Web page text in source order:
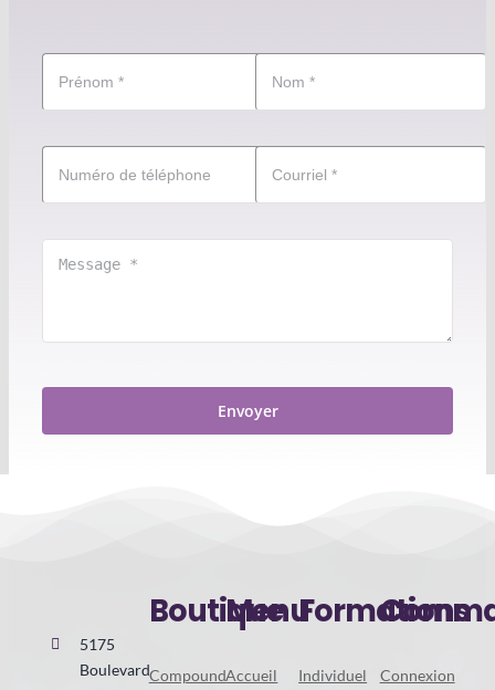
Envoyer
5175
Boulevard
Boutique
Compound
Menu
Accueil
Formations
Individuel
Connexion